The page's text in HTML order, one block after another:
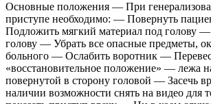
08
Основные положения — При
приступе необходимо: — Повернуть
Подложить мягкий материал под голову
голову — Убрать все опасные предметы,
больного — Ослабить воротник —
«восстановительное положение» — лежа
повернутой в сторону головой — Засечь
наличии возможности снять на видео для